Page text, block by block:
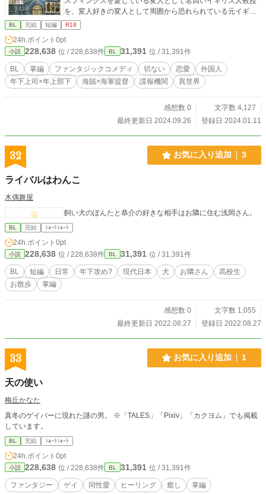
を、変人好きの変人として周囲から恐れられている元イギリ
ス軍人が強引に誘拐するお話。ドタバタコメディ。 【俺の不
実なアルビオンへ】 「お前とベッドインしたのは、お前の中
でセックス革命が起きる時だけだった。その革命もいつ起き
るかわからない。俺は馬鹿のようにベッドの中で指を加えて
待つだけ。まさに偉大で退屈なブリティッシュライフだっ
た。俺は馬鹿で快楽的なアメリカンライフに戻りたい」 自分
を裏切った恋人を手酷くジョークで詰って別れる、アメリカ
Aにおけるサッカーの試合が終わったある日のクラブのロッカ
をつきながら、その男らしく整った風貌の男を見上げた。こ
いつの悪いところは、平気で人の気持ちを台無しにするとこ
当然違う男なんだぞ―― 猫かぶりな年下上司×冴えない平社
たからね」 ビリーに手酷く振られたマーカスが旧友のリチャ
ードとパブで飲むお話。「俺の不実なアルビオンへ」の続
と恋をすると】 「俺の人生に、そんなつまらないシチュエー
ションはいらない。お前が負けたら、俺とセックスしよう」
世界的に有名なサンタ・マリア海賊団を捕まえようと、若き
提督率いるロイヤル・ネルソン号が追いかけるが、海賊団の
ったファンタジックラブコメディ。
BL 完結 短編 R18
24h.ポイント 0pt
小説 228,638 位 / 228,638件 BL 31,391 位 / 31,391件
BL 掌編 ファンタジックコメディ 切ない 恋愛
外国人
年下上司×年上部下
海賊×海軍提督 諜報機関 異世界
感想数 0
文字数 4,127
最終更新日 2024.09.26
登録日 2024.01.11
32 お気に入り追加 3
ライバルはわんこ
木偶舞屋
飼い犬のぽんたと恭介の好きな相手はお隣に住む浅岡さん。
BL 完結 ｼｮｰﾄｼｮｰﾄ
24h.ポイント 0pt
小説 228,638 位 / 228,638件 BL 31,391 位 / 31,391件
BL 短編 日常 年下攻め? 現代日本 犬 お隣さん
高校生
お散歩
掌編
感想数 0
文字数 1,055
最終更新日 2022.08.27
登録日 2022.08.27
33 お気に入り追加 1
天の使い
梅丘かなた
真冬のゲイバーに現れた謎の男。 ※「TALES」「Pixiv」「カクヨム」でも掲載
しています。
BL 完結 ｼｮｰﾄｼｮｰﾄ
24h.ポイント 0pt
小説 228,638 位 / 228,638件 BL 31,391 位 / 31,391件
ファンタジー ゲイ 同性愛 ヒーリング 癒し 掌編